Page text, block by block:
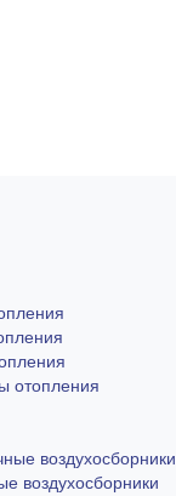
отопления
воздухосборники
воздухосборники